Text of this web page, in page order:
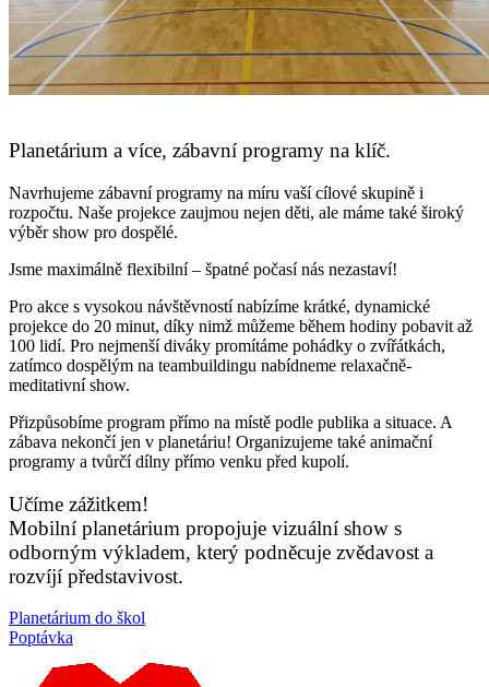
Planetárium a více, zábavní programy na klíč.
Navrhujeme zábavní programy na míru vaší cílové skupině i
rozpočtu. Naše projekce zaujmou nejen děti, ale máme také široký
výběr show pro dospělé.
Jsme maximálně flexibilní – špatné počasí nás nezastaví!
Pro akce s vysokou návštěvností nabízíme krátké, dynamické
projekce do 20 minut, díky nimž můžeme během hodiny pobavit až
100 lidí. Pro nejmenší diváky promítáme pohádky o zvířátkách,
zatímco dospělým na teambuildingu nabídneme relaxačně-
meditativní show.
Přizpůsobíme program přímo na místě podle publika a situace. A
zábava nekončí jen v planetáriu! Organizujeme také animační
programy a tvůrčí dílny přímo venku před kupolí.
Učíme zážitkem!
Mobilní planetárium propojuje vizuální show s
odborným výkladem, který podněcuje zvědavost a
rozvíjí představivost.
Planetárium do škol
Poptávka